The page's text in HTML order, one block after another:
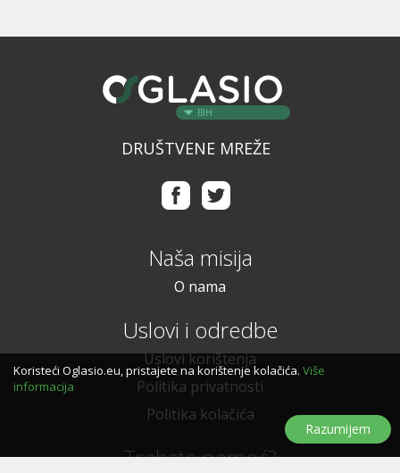
BIH
DRUŠTVENE MREŽE
Naša misija
O nama
Uslovi i odredbe
Uslovi korištenja
Politika privatnosti
Politika kolačića
Trebate pomoć?
Koristeći Oglasio.eu, pristajete na korištenje kolačića. Više
informacija
Razumijem